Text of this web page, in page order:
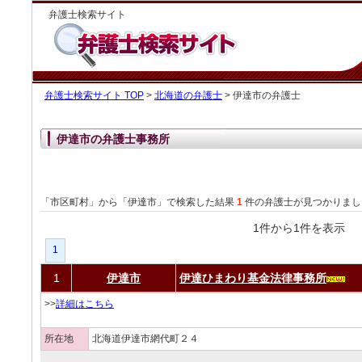
弁護士検索サイト
弁護士検索サイト TOP > 北海道の弁護士 > 伊達市の弁護士
伊達市の弁護士事務所
「市区町村」から「伊達市」で検索した結果 1 件の弁護士が見つかりま
1件から1件を表
1
1 伊達市 伊達ひまわり基金法律事務所
>>詳細はこちら
所在地 北海道伊達市網代町２４